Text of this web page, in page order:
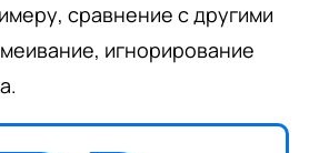
сравнение с другими
игнорирование